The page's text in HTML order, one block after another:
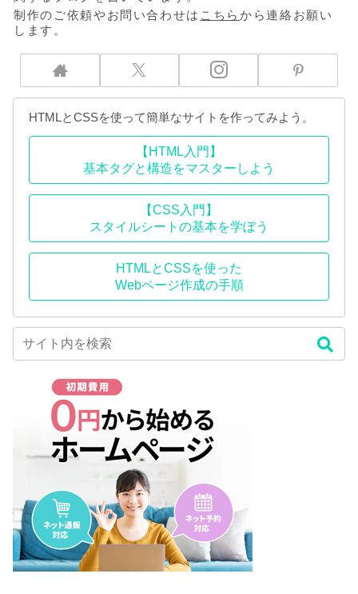
制作のご依頼やお問い合わせは こちらから連絡お願い
します。
HTMLとCSSを使って簡単なサイトを作ってみよう。
【HTML入門】
基本タグと構造をマスターしよう
【CSS入門】
スタイルシートの基本を学ぼう
HTMLとCSSを使った
Webページ作成の手順